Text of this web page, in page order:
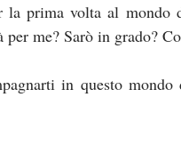
la prima volta al mondo
me? Sarò in grado?
in questo